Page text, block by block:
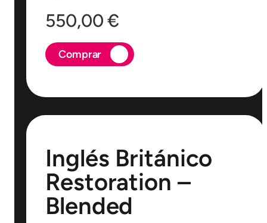
550,00€
Comprar
Inglés Británico
Restoration –
Blended